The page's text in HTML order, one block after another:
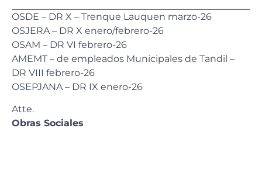
OSDE – DR X – Trenque Lauquen marzo-26
OSJERA – DR X enero/febrero-26
OSAM – DR VI febrero-26
AMEMT – de empleados Municipales de Tandil –
DR VIII febrero-26
OSEPJANA – DR IX enero-26
Atte.
Obras Sociales